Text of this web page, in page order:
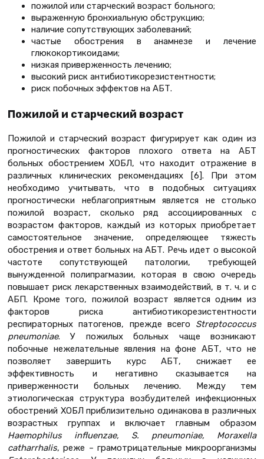
пожилой или старческий возраст больного;
выраженную бронхиальную обструкцию;
наличие сопутствующих заболеваний;
частые обострения в анамнезе и лечение
глюкокортикоидами;
низкая приверженность лечению;
высокий риск антибиотикорезистентности;
риск побочных эффектов на АБТ.
Пожилой и старческий возраст
Пожилой и старческий возраст фигурирует как один из
прогностических факторов плохого ответа на АБТ
больных обострением ХОБЛ, что находит отражение в
различных клинических рекомендациях [6]. При этом
необходимо учитывать, что в подобных ситуациях
прогностически неблагоприятным является не столько
пожилой возраст, сколько ряд ассоциированных с
возрастом факторов, каждый из которых приобретает
самостоятельное значение, определяющее тяжесть
обострения и ответ больных на АБТ. Речь идет о высокой
частоте сопутствующей патологии, требующей
вынужденной полипрагмазии, которая в свою очередь
повышает риск лекарственных взаимодействий, в т. ч. и с
АБП. Кроме того, пожилой возраст является одним из
факторов риска антибиотикорезистентности
респираторных патогенов, прежде всего Streptococcus
pneumoniae. У пожилых больных чаще возникают
побочные нежелательные явления на фоне АБТ, что не
позволяет завершить курс АБТ, снижает ее
эффективность и негативно сказывается на
приверженности больных лечению. Между тем
этиологическая структура возбудителей инфекционных
обострений ХОБЛ приблизительно одинакова в различных
возрастных группах и включает главным образом
Haemophilus influenzae, S. pneumoniae, Moraxella
catharrhalis, реже – грамотрицательные микроорганизмы